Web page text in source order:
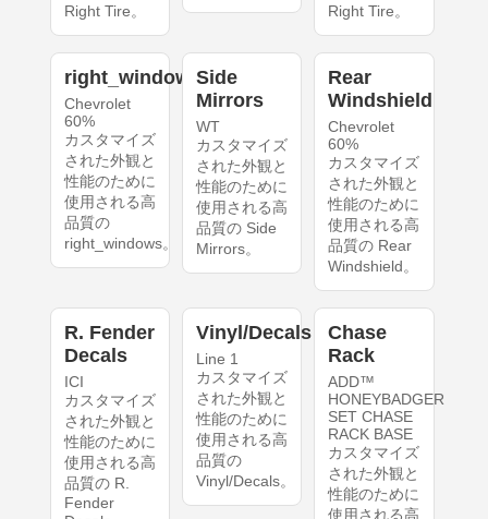
Right Tire。
Right Tire。
right_windows
Chevrolet
60%
カスタマイズ
された外観と
性能のために
使用される高
品質の
right_windows。
Side
Mirrors
WT
カスタマイズ
された外観と
性能のために
使用される高
品質の Side
Mirrors。
Rear
Windshield
Chevrolet
60%
カスタマイズ
された外観と
性能のために
使用される高
品質の Rear
Windshield。
R. Fender
Decals
ICI
カスタマイズ
された外観と
性能のために
使用される高
品質の R.
Fender
Vinyl/Decals
Line 1
カスタマイズ
された外観と
性能のために
使用される高
品質の
Vinyl/Decals。
Chase
Rack
ADD™
HONEYBADGER
SET CHASE
RACK BASE
カスタマイズ
された外観と
性能のために
使用される高